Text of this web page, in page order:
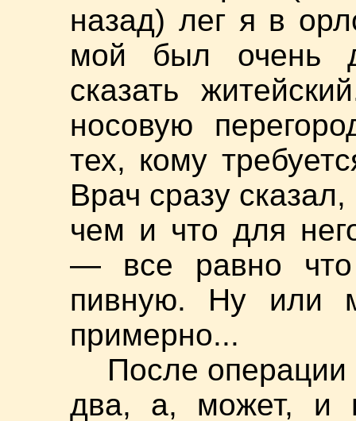
назад) лег я в
мой был очень
сказать
носовую
тех, кому
Врач сразу
чем и что для
— все равно
пивную. Ну или
примерно...
После операции
два, а, может, и